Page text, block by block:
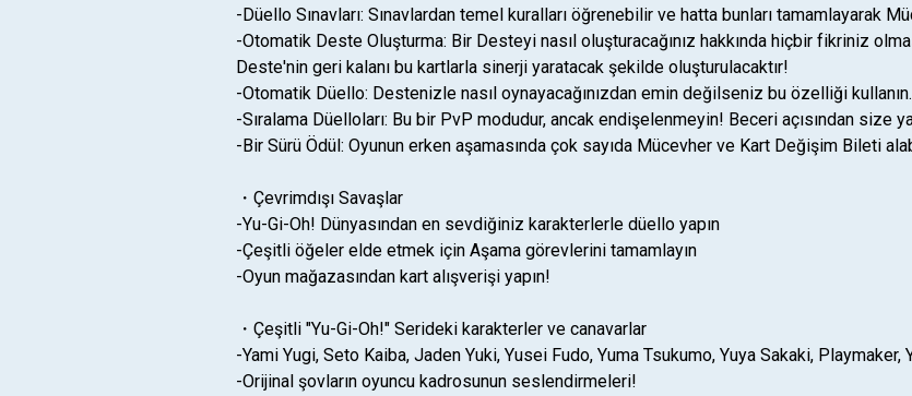
-Düello Sınavları: Sınavlardan temel kuralları öğrenebilir ve hatta bunları tamamlayarak
-Otomatik Deste Oluşturma: Bir Desteyi nasıl oluşturacağınız hakkında hiçbir fikriniz
Deste'nin geri kalanı bu kartlarla sinerji yaratacak şekilde oluşturulacaktır!
-Otomatik Düello: Destenizle nasıl oynayacağınızdan emin değilseniz bu özelliği kullanın.
-Sıralama Düelloları: Bu bir PvP modudur, ancak endişelenmeyin! Beceri açısından size
-Bir Sürü Ödül: Oyunun erken aşamasında çok sayıda Mücevher ve Kart Değişim Bileti
・Çevrimdışı Savaşlar
-Yu-Gi-Oh! Dünyasından en sevdiğiniz karakterlerle düello yapın
-Çeşitli öğeler elde etmek için Aşama görevlerini tamamlayın
-Oyun mağazasından kart alışverişi yapın!
・Çeşitli "Yu-Gi-Oh!" Serideki karakterler ve canavarlar
-Yami Yugi, Seto Kaiba, Jaden Yuki, Yusei Fudo, Yuma Tsukumo, Yuya Sakaki,
-Orijinal şovların oyuncu kadrosunun seslendirmeleri!